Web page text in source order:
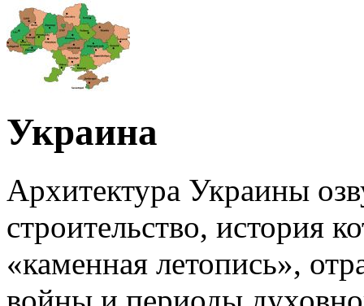
Украина
Архитектура Украины
строительство, история
«каменная летопись»,